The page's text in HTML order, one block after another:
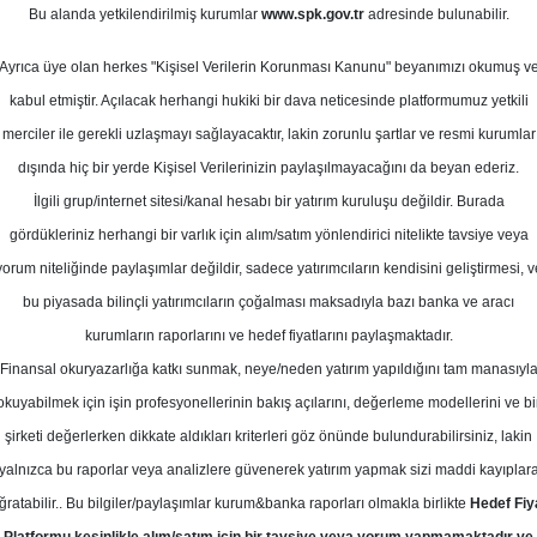
2023
Potansiyeli
Kurum Sayısı
11
8
Salı, 22 Ağustos 2023
Hedef Fiyat
Oyak Yatırım adlı kuruma
Hedef: 420.00 ₺ Potansiyel: %0.00
Bu alanda yetkilendirilmiş kurumlar www.spk.gov.tradresinde bulunabilir.
Ayrıca üye olan herkes "Kişisel Verilerin Korunması Kanunu" beyanımızı okumuş ve
kabul etmiştir. Açılacak herhangi hukiki bir dava neticesinde platformumuz yetkili
merciler ile gerekli uzlaşmayı sağlayacaktır, lakin zorunlu şartlar ve resmi kurumlar
dışında hiç bir yerde Kişisel Verilerinizin paylaşılmayacağını da beyan ederiz.
İlgili grup/internet sitesi/kanal hesabı bir yatırım kuruluşu değildir. Burada
gördükleriniz herhangi bir varlık için alım/satım yönlendirici nitelikte tavsiye veya
niteliğinde paylaşımlar değildir, sadece yatırımcıların kendisini geliştirmesi,
bu piyasada bilinçli yatırımcıların çoğalması maksadıyla bazı banka ve aracı
kurumların raporlarını ve hedef fiyatlarını paylaşmaktadır.
Finansal okuryazarlığa katkı sunmak, neye/neden yatırım yapıldığını tam manasıyla
için işin profesyonellerinin bakış açılarını, değerleme modellerini ve
şirketi değerlerken dikkate aldıkları kriterleri göz önünde bulundurabilirsiniz, lakin
yalnızca bu raporlar veya analizlere güvenerek yatırım yapmak sizi maddi
Bu bilgiler/paylaşımlar kurum&banka raporları olmakla birlikte Hedef